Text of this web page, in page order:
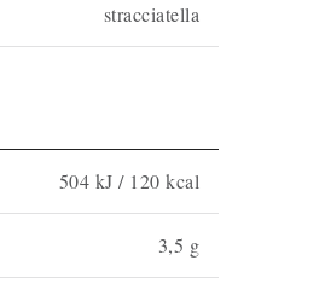
stracciatella
504 kJ / 120 kcal
3,5 g